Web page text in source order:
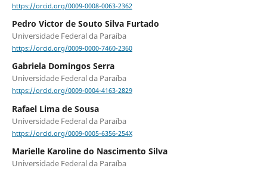
https://orcid.org/0009-0008-0063-2362
Pedro Victor de Souto Silva Furtado
Universidade Federal da Paraíba
https://orcid.org/0009-0000-7460-2360
Gabriela Domingos Serra
Universidade Federal da Paraíba
https://orcid.org/0009-0004-4163-2829
Rafael Lima de Sousa
Universidade Federal da Paraíba
https://orcid.org/0009-0005-6356-254X
Marielle Karoline do Nascimento Silva
Universidade Federal da Paraíba